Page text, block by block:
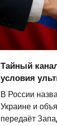
Тайный
условия
В России
Украине и
передаёт